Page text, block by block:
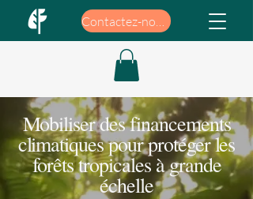
Mobiliser des financements
climatiques pour protéger les
forêts tropicales à grande
échelle